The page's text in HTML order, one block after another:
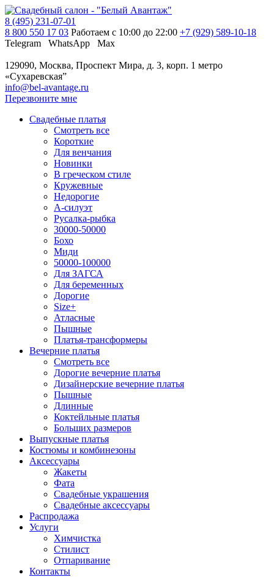
8 (495) 231-07-01
8 800 550 17 03 Работаем с 10:00 до 22:00 +7 (929) 589-10-18
Telegram
WhatsApp Max
129090, Москва, Проспект Мира, д. 3, корп. 1 метро
«Сухаревская”
info@bel-avantage.ru
Перезвоните мне
Свадебные платья
Смотреть все
Короткие
Для венчания
Новинки
В греческом стиле
Кружевные
Недорогие
А-силуэт
Русалка-рыбка
30000-50000
Бохо
Миди
50000-100000
Для ЗАГСА
Для беременных
Дорогие
Size+
Атласные
Пышные
Платья-трансформеры
Вечерние платья
Смотреть все
Дорогие вечерние платья
Дизайнерские вечерние платья
Пышные
Длинные
Коктейльные платья
Больших размеров
Выпускные платья
Костюмы и комбинезоны
Аксессуары
Жакеты
Фата
Свадебные украшения
Свадебные аксессуары
Распродажа
Услуги
Химчистка
Стилист
Отпаривание
Контакты